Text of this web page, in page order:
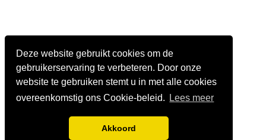
Deze website gebruikt cookies om de
gebruikerservaring te verbeteren. Door onze
website te gebruiken stemt u in met alle cookies
overeenkomstig ons Cookie-beleid.
Lees meer
Akkoord